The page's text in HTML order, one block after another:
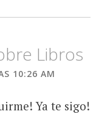
Libros
10:26 AM
Ya te sigo!